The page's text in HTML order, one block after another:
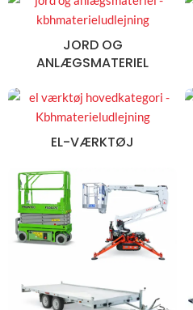
JORD OG
ANLÆGSMATERIEL
EL-VÆRKTØJ